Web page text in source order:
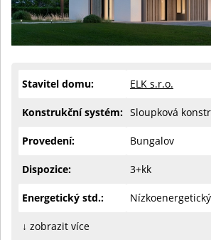
Stavitel domu: ELK s.r.o.
Konstrukční systém: Sloupková
Provedení: Bungalov
Dispozice: 3+kk
Energetický std.: Nízkoenergetický
↓ zobrazit více